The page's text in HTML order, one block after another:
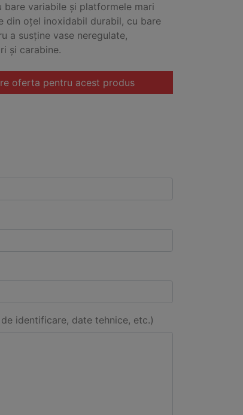
bare variabile și platformele mari
din oțel inoxidabil durabil, cu bare
a susține vase neregulate,
și carabine.
oferta pentru acest produs
identificare, date tehnice, etc.)